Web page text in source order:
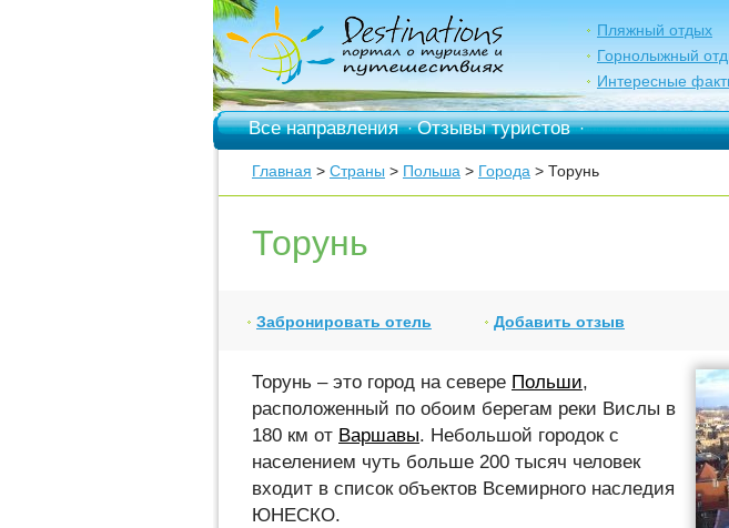
Пляжный отдых
Горнолыжный
Интересные
Все направления·Отзывы туристов·
Главная > Страны > Польша > Города > Торунь
Торунь
Забронировать отель Добавить отзыв
Торунь – это город на севере Польши,
расположенный по обоим берегам реки Вислы в
180 км от Варшавы. Небольшой городок с
населением чуть больше 200 тысяч человек
входит в список объектов Всемирного наследия
ЮНЕСКО.